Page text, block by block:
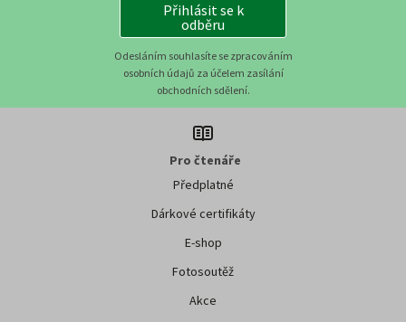
Přihlásit se k
odběru
Odesláním souhlasíte se zpracováním
osobních údajů za účelem zasílání
obchodních sdělení.
Pro čtenáře
Předplatné
Dárkové certifikáty
E-shop
Fotosoutěž
Akce